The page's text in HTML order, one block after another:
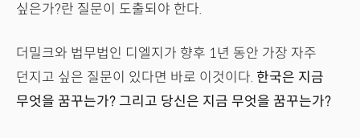
싶은가?란 질문이 도출되야 한다.
더밀크와 법무법인 디엘지가 향후 1년 동안 가장 자주
던지고 싶은 질문이 있다면 바로 이것이다. 한국은 지금
무엇을 꿈꾸는가? 그리고 당신은 지금 무엇을 꿈꾸는가?